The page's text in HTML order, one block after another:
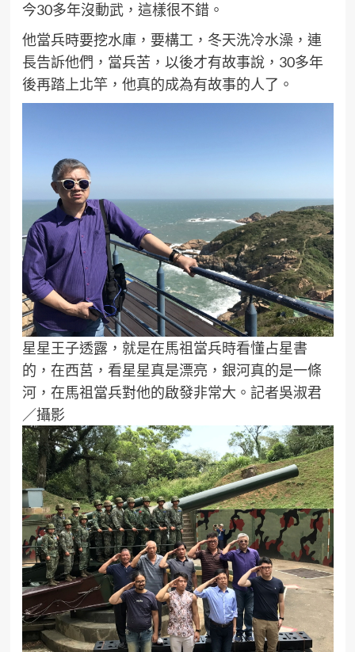
今30多年沒動武，這樣很不錯。
他當兵時要挖水庫，要構工，冬天洗冷水澡，連
長告訴他們，當兵苦，以後才有故事說，30多年
後再踏上北竿，他真的成為有故事的人了。
星星王子透露，就是在馬祖當兵時看懂占星書
的，在西莒，看星星真是漂亮，銀河真的是一條
河，在馬祖當兵對他的啟發非常大。記者吳淑君
／攝影